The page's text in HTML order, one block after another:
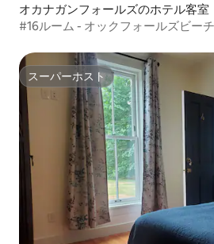
オカナガンフォールズのホテル客室
#16ルーム - オックフォールズビー
スーパーホスト
スーパーホスト